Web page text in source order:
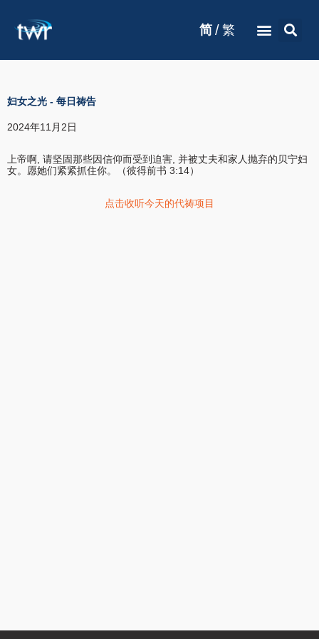
简 / 繁
妇女之光 - 每日祷告
2024年11月2日
上帝啊, 请坚固那些因信仰而受到迫害, 并被丈夫和家人抛弃的贝宁妇
女。愿她们紧紧抓住你。（彼得前书 3:14）
点击收听今天的代祷项目